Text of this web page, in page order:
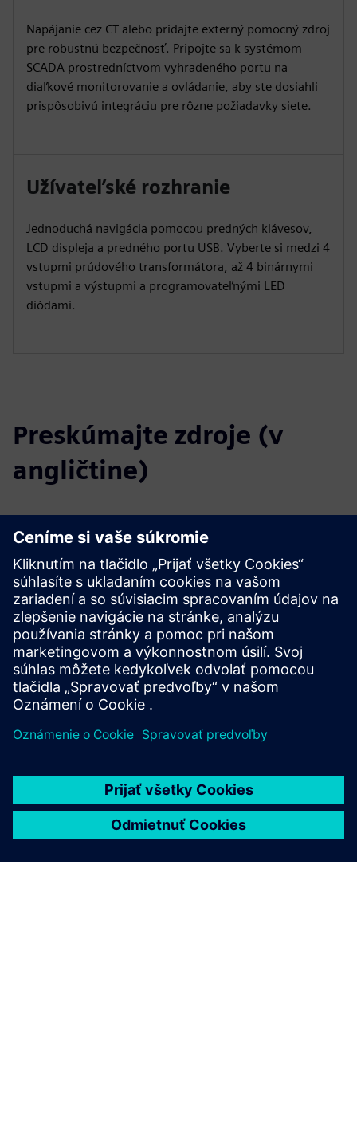
Napájanie cez CT alebo pridajte externý pomocný zdroj
pre robustnú bezpečnosť. Pripojte sa k systémom
SCADA prostredníctvom vyhradeného portu na
diaľkové monitorovanie a ovládanie, aby ste dosiahli
prispôsobivú integráciu pre rôzne požiadavky siete.
Užívateľské rozhranie
Jednoduchá navigácia pomocou predných klávesov,
LCD displeja a predného portu USB. Vyberte si medzi 4
vstupmi prúdového transformátora, až 4 binárnymi
vstupmi a výstupmi a programovateľnými LED
diódami.
Preskúmajte zdroje (v
angličtine)
Súbory na stiahnutie
Profil Reyrolle 7SR45
katalóg Reyrolle 7SR45
Špecifikácie obstarávania
Sieportál
Reyrolle 7SR45 na SiePortal